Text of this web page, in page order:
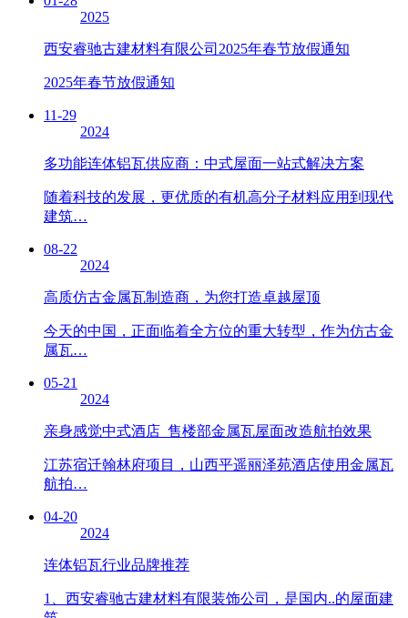
2025
西安睿驰古建材料有限公司2025年春节放假通知
2025年春节放假通知
11-29
2024
多功能连体铝瓦供应商：中式屋面一站式解决方案
随着科技的发展，更优质的有机高分子材料应用到现代
建筑…
08-22
2024
高质仿古金属瓦制造商，为您打造卓越屋顶
今天的中国，正面临着全方位的重大转型，作为仿古金
属瓦…
05-21
2024
亲身感觉中式酒店_售楼部金属瓦屋面改造航拍效果
江苏宿迁翰林府项目，山西平遥丽泽苑酒店使用金属瓦
航拍…
04-20
2024
连体铝瓦行业品牌推荐
1、西安睿驰古建材料有限装饰公司，是国内..的屋面建